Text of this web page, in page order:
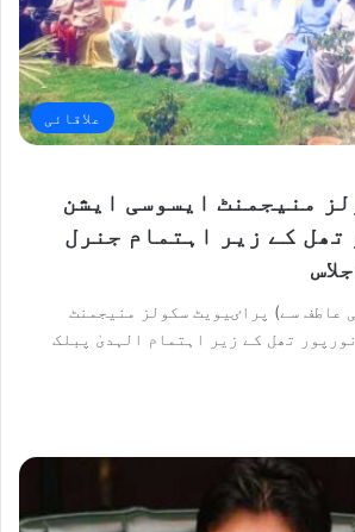
علاقائی
منیجمنٹ ایسوسی ایشن
تھل کے زیر اہتمام جنرل
عاطف سے) پراٸیویٹ سکولز منیجمنٹ
تھل کے زیر اہتمام الہدیٰ پبلک